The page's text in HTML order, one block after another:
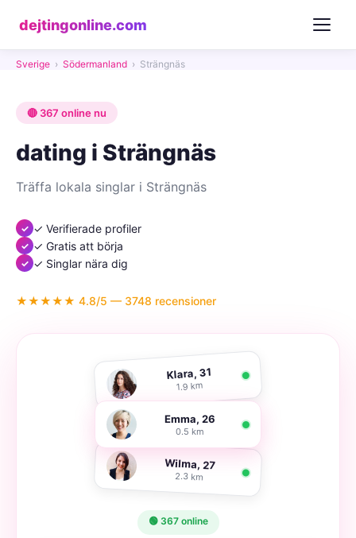
dejtingonline.com
Sverige › Södermanland › Strängnäs
🔴 367 online nu
dating i Strängnäs
Träffa lokala singlar i Strängnäs
✓ Verifierade profiler
✓ Gratis att börja
✓ Singlar nära dig
★★★★★ 4.8/5 — 3748 recensioner
Klara, 31
1.9 km
Emma, 26
0.5 km
Wilma, 27
2.3 km
🟢 367 online